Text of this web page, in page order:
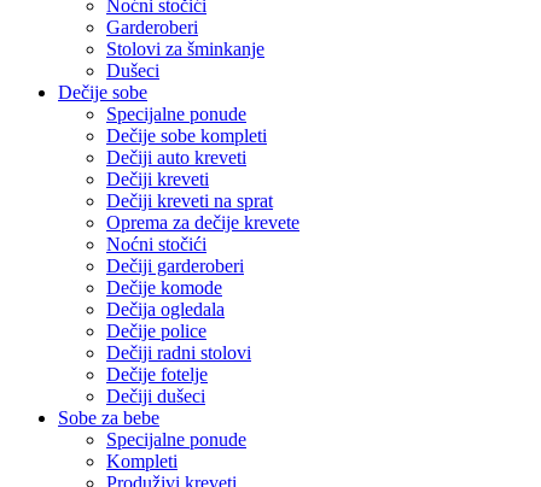
Noćni stočići
Garderoberi
Stolovi za šminkanje
Dušeci
Dečije sobe
Specijalne ponude
Dečije sobe kompleti
Dečiji auto kreveti
Dečiji kreveti
Dečiji kreveti na sprat
Oprema za dečije krevete
Noćni stočići
Dečiji garderoberi
Dečije komode
Dečija ogledala
Dečije police
Dečiji radni stolovi
Dečije fotelje
Dečiji dušeci
Sobe za bebe
Specijalne ponude
Kompleti